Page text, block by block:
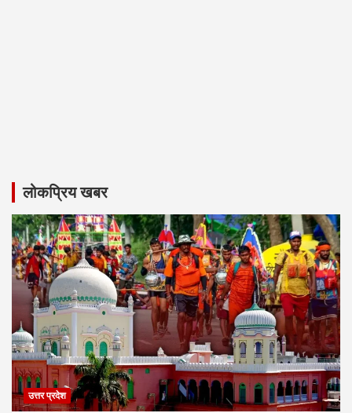
लोकप्रिय खबर
उत्तर प्रदेश